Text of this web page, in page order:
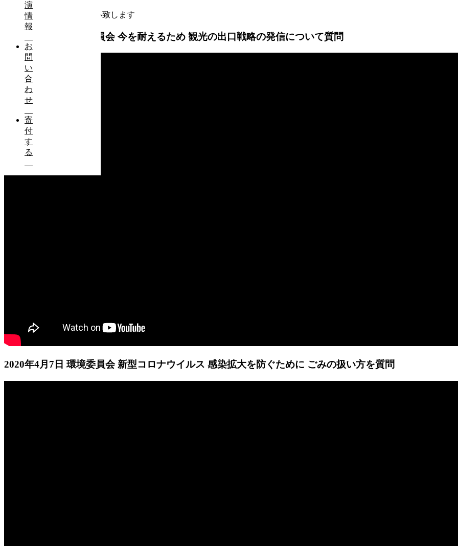
演
情
報
お
問
い
合
わ
せ
寄
付
す
る
せきちゃんねる登録お願い致します
2020年4月7日 環境委員会 今を耐えるため 観光の出口戦略の発信について質問
2020年4月7日 環境委員会 新型コロナウイルス 感染拡大を防ぐために ごみの扱い方を質問